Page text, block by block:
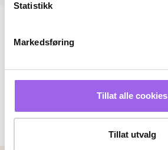
Statistikk
Markedsføring
Tillat alle cookies
Tillat utvalg